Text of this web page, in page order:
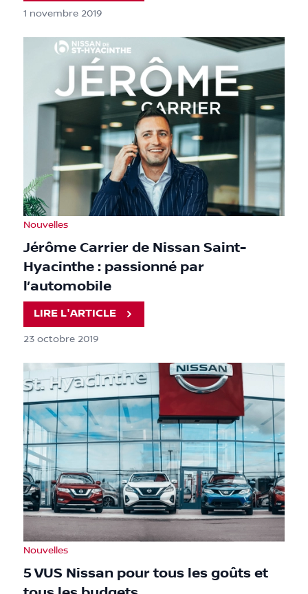
1 novembre 2019
Nouvelles
Jérôme Carrier de Nissan Saint-
Hyacinthe : passionné par
l’automobile
LIRE L'ARTICLE
23 octobre 2019
Nouvelles
5 VUS Nissan pour tous les goûts et